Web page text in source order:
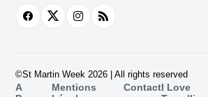
©St Martin Week 2026 | All rights reserved
A
Mentions
ContactI Love